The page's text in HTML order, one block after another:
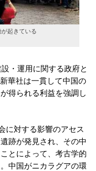
起きている
・運用に関する政府と
華社は一貫して中国の
得られる利益を強調し
に対する影響のアセス
跡が発見され、その中
とによって、考古学的
中国がニカラグアの環